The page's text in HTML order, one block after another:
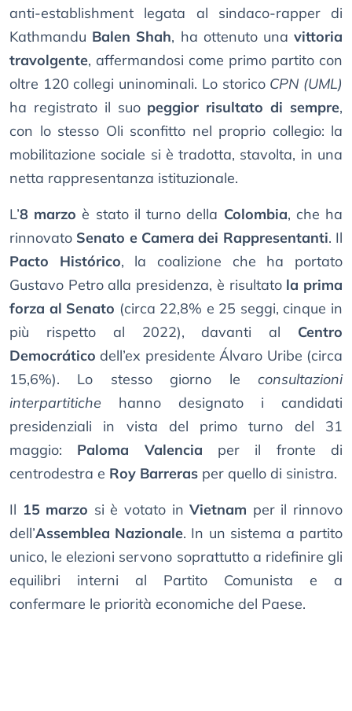
anti-establishment legata al sindaco-rapper di
Kathmandu Balen Shah, ha ottenuto unavittoria
travolgente, affermandosi come primo partito con
oltre 120 collegi uninominali. Lo storico CPN (UML)
ha registrato il suo peggior risultato di sempre,
con lo stesso Oli sconfitto nel proprio collegio: la
mobilitazione sociale si è tradotta, stavolta, in una
netta rappresentanza istituzionale.
L’8 marzo è stato il turno della Colombia, che ha
rinnovato Senato e Camera dei Rappresentanti. Il
Pacto Histórico, la coalizione che ha portato
Gustavo Petro alla presidenza, è risultato la prima
forza al Senato (circa 22,8% e 25 seggi, cinque in
più rispetto al 2022), davanti al Centro
Democrático dell’ex presidente Álvaro Uribe (circa
15,6%). Lo stesso giorno le consultazioni
interpartitiche hanno designato i candidati
presidenziali in vista del primo turno del 31
maggio: Paloma Valencia per il fronte di
centrodestra e Roy Barreras per quello di sinistra.
Il 15 marzo si è votato inVietnam per il rinnovo
dell’Assemblea Nazionale. In un sistema a partito
unico, le elezioni servono soprattutto a ridefinire gli
equilibri interni al Partito Comunista e a
confermare le priorità economiche del Paese.